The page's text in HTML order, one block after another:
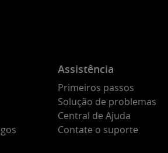
Assistência
Primeiros passos
Solução de problemas
Central de Ajuda
Contate o suporte